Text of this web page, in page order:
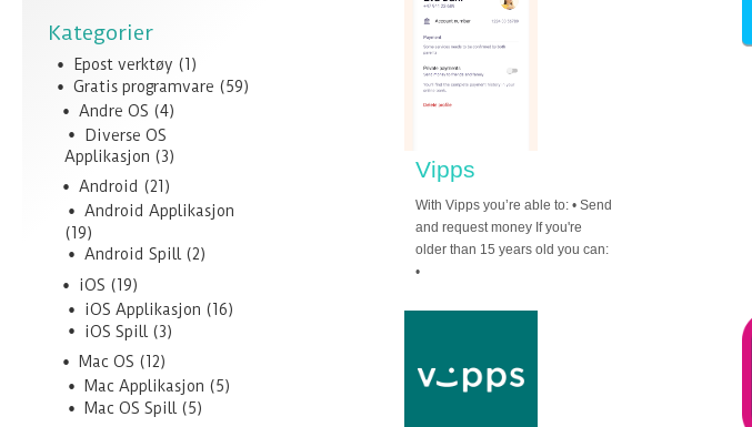
Kategorier
Epost verktøy (1)
Gratis programvare (59)
Andre OS (4)
Diverse OS
Applikasjon (3)
Android (21)
Android Applikasjon
(19)
Android Spill (2)
iOS (19)
iOS Applikasjon (16)
iOS Spill (3)
Mac OS (12)
Mac Applikasjon (5)
Mac OS Spill (5)
Vipps
With Vipps you’re able to: • Send
and request money If you're
older than 15 years old you can:
•